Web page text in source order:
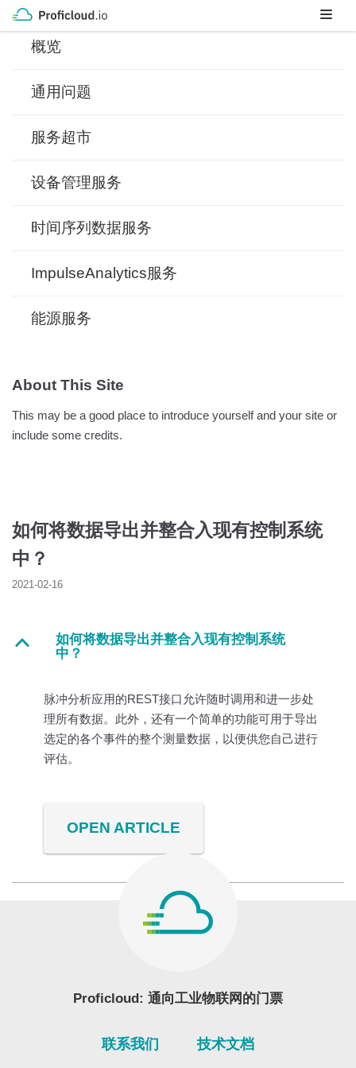
Skip
content
概览
通用问题
服务超市
设备管理服务
时间序列数据服务
ImpulseAnalytics服务
能源服务
About This Site
This may be a good place to introduce yourself and your site or
include some credits.
如何将数据导出并整合入现有控制系统
中？
2021-02-16
B
如何将数据导出并整合入现有控制系统
中？
脉冲分析应用的REST接口允许随时调用和进一步处
理所有数据。此外，还有一个简单的功能可用于导出
选定的各个事件的整个测量数据，以便供您自己进行
评估。
OPEN ARTICLE
Proficloud: 通向工业物联网的门票
联系我们 技术文档